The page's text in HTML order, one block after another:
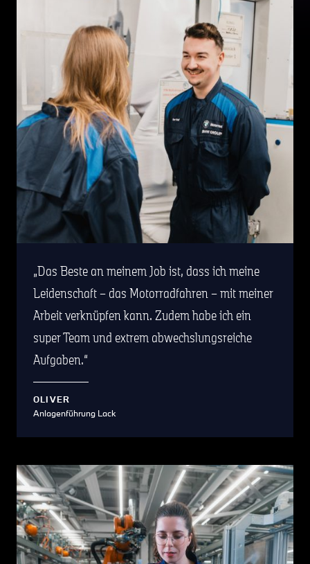
Das Beste an meinem Job ist, dass ich meine
Leidenschaft – das Motorradfahren – mit meiner
Arbeit verknüpfen kann. Zudem habe ich ein
super Team und extrem abwechslungsreiche
Aufgaben.
OLIVER
Anlagenführung Lack